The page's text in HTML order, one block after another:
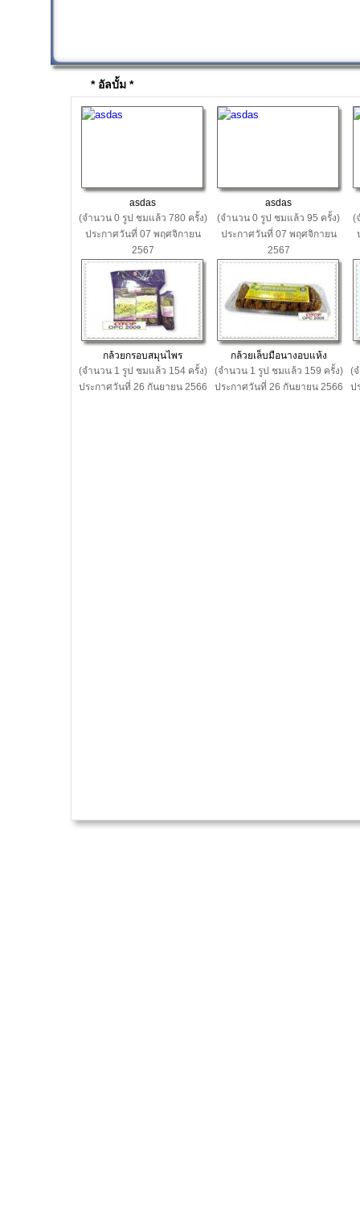
* อัลบั้ม *
asdas
(จำนวน 0 รูป ชมแล้ว 780 ครั้ง)
ประกาศวันที่ 07 พฤศจิกายน
2567
asdas
(จำนวน 0 รูป ชมแล้ว 95 ครั้ง)
ประกาศวันที่ 07 พฤศจิกายน
2567
(
กล้วยกรอบสมุนไพร
(จำนวน 1 รูป ชมแล้ว 154 ครั้ง)
ประกาศวันที่ 26 กันยายน 2566
กล้วยเล็บมือนางอบแห้ง
(จำนวน 1 รูป ชมแล้ว 159 ครั้ง)
ประกาศวันที่ 26 กันยายน 2566
(
ป